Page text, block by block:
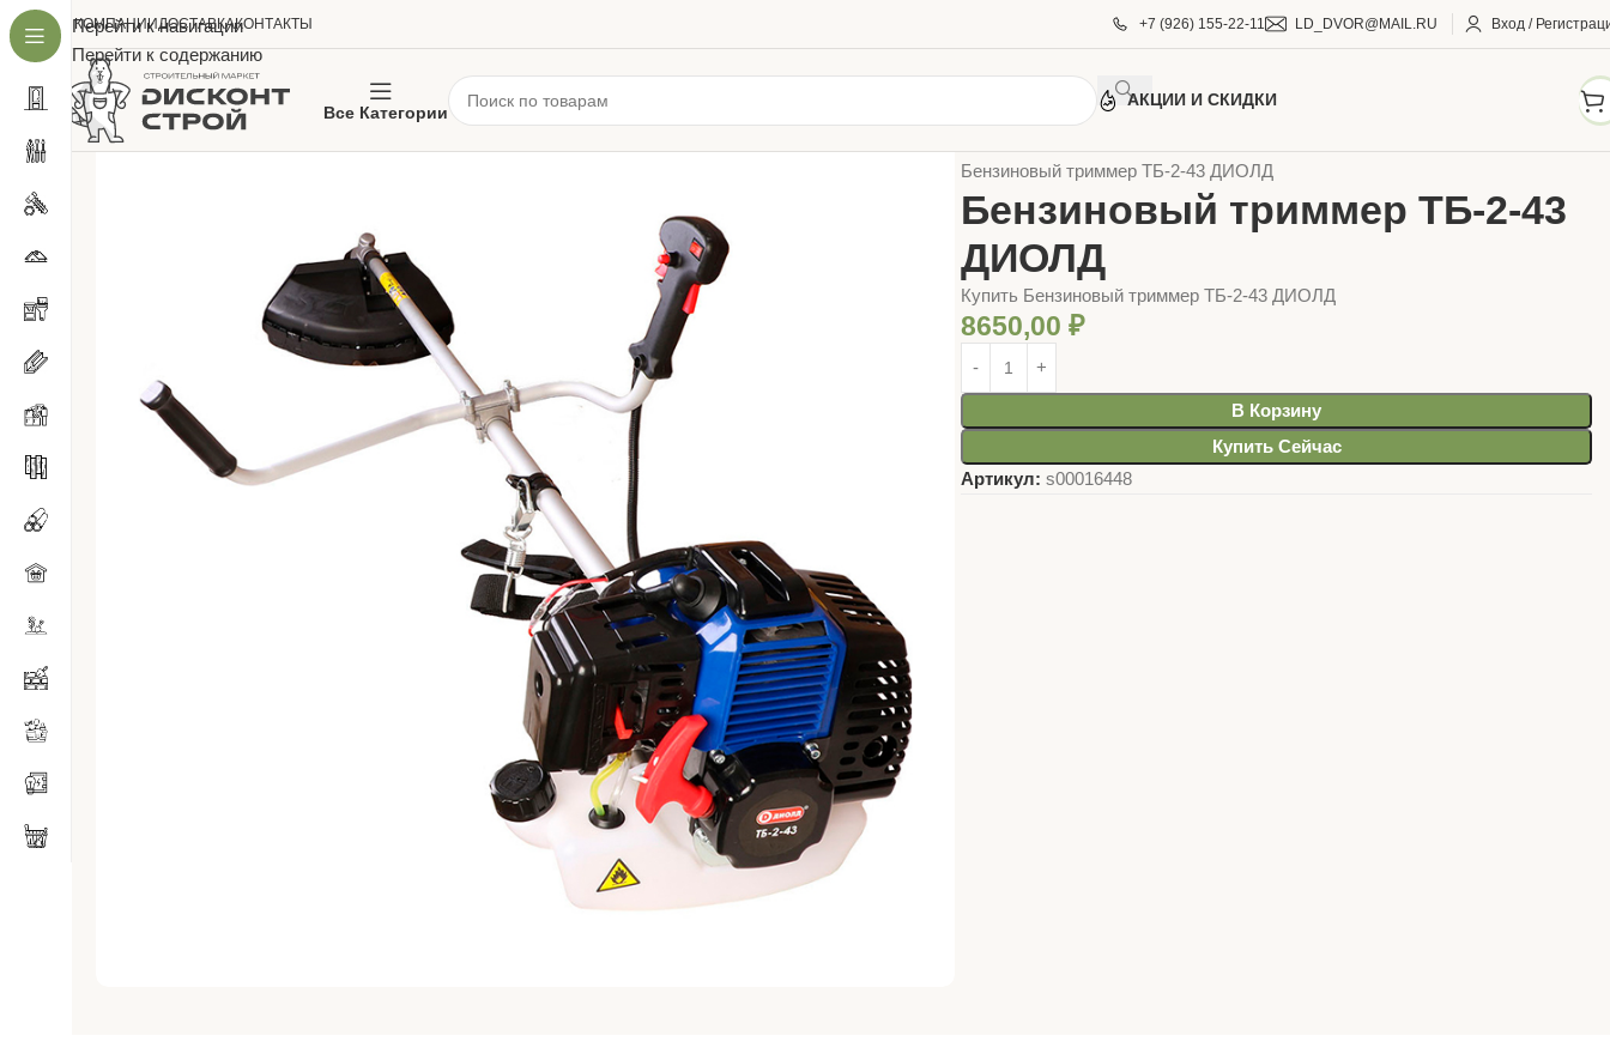
Перейти к навигации
Перейти к содержанию
О КОМПАНИИДОСТАВКАКОНТАКТЫ +7 (926) 155-22-11 LD_DVOR@MAIL.RU Вход /
Все Категории
АКЦИИ И СКИДКИ
Бензиновый триммер ТБ-2-43 ДИОЛД
Бензиновый триммер ТБ-2-43
ДИОЛД
Купить Бензиновый триммер ТБ-2-43 ДИОЛД
8650,00₽
В Корзину
Купить Сейчас
Артикул:s00016448